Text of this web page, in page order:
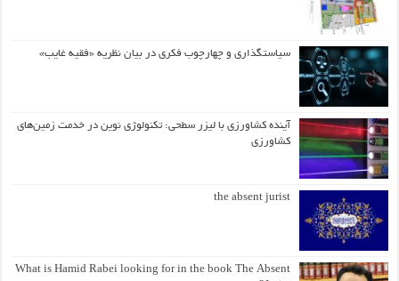
سیاستگذاری و چهارچوب فکری در بیان نظریه «فقیه غایب»
آینده کشاورزی با لیزر سطحی: تکنولوژی نوین در خدمت زمین‌های
کشاورزی
the absent jurist
What is Hamid Rabei looking for in the book The Absent